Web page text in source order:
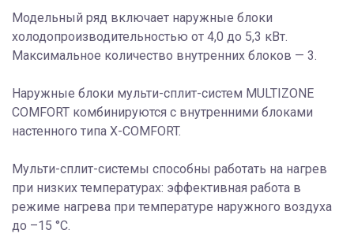
Модельный ряд включает наружные блоки
холодопроизводительностью от 4,0 до 5,3 кВт.
Максимальное количество внутренних блоков — 3.
Наружные блоки мульти-сплит-систем MULTIZONE
COMFORT комбинируются с внутренними блоками
настенного типа X-COMFORT.
Мульти-сплит-системы способны работать на нагрев
при низких температурах: эффективная работа в
режиме нагрева при температуре наружного воздуха
до –15 °C.